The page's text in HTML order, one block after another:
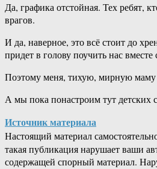
Да, графика отстойная. Тех ребят,
врагов.
И да, наверное, это всё стоит до
придет в голову поучить нас
Поэтому меня, тихую, мирную маму
А мы пока понастроим тут детских
Источник материала
Настоящий материал
такая публикация нарушает ваши
содержащей спорный материал.